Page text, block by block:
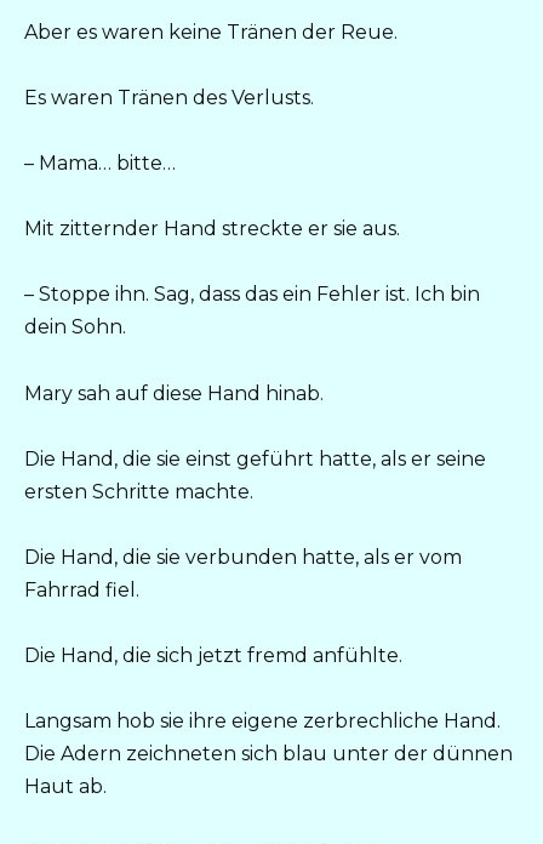
Aber es waren keine Tränen der Reue.
Es waren Tränen des Verlusts.
– Mama… bitte…
Mit zitternder Hand streckte er sie aus.
– Stoppe ihn. Sag, dass das ein Fehler ist. Ich bin
dein Sohn.
Mary sah auf diese Hand hinab.
Die Hand, die sie einst geführt hatte, als er seine
ersten Schritte machte.
Die Hand, die sie verbunden hatte, als er vom
Fahrrad fiel.
Die Hand, die sich jetzt fremd anfühlte.
Langsam hob sie ihre eigene zerbrechliche Hand.
Die Adern zeichneten sich blau unter der dünnen
Haut ab.